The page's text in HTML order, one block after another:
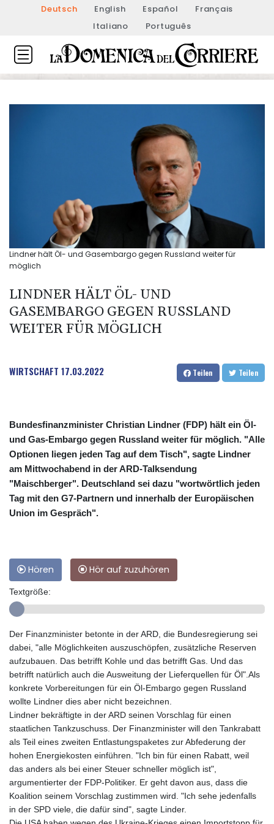
Deutsch English Español
Français
Italiano
Português
Lindner hält Öl- und Gasembargo gegen Russland weiter für
möglich
LINDNER HÄLT ÖL- UND
GASEMBARGO GEGEN RUSSLAND
WEITER FÜR MÖGLICH
WIRTSCHAFT 17.03.2022 Teilen Teilen
Bundesfinanzminister Christian Lindner (FDP) hält ein Öl-
und Gas-Embargo gegen Russland weiter für möglich. "Alle
Optionen liegen jeden Tag auf dem Tisch", sagte Lindner
am Mittwochabend in der ARD-Talksendung
"Maischberger". Deutschland sei dazu "wortwörtlich jeden
Tag mit den G7-Partnern und innerhalb der Europäischen
Union im Gespräch".
Hören Hör auf zuzuhören
Textgröße:
Der Finanzminister betonte in der ARD, die Bundesregierung sei
dabei, "alle Möglichkeiten auszuschöpfen, zusätzliche Reserven
aufzubauen. Das betrifft Kohle und das betrifft Gas. Und das
betrifft natürlich auch die Ausweitung der Lieferquellen für Öl".Als
konkrete Vorbereitungen für ein Öl-Embargo gegen Russland
wollte Lindner dies aber nicht bezeichnen.
Lindner bekräftigte in der ARD seinen Vorschlag für einen
staatlichen Tankzuschuss. Der Finanzminister will den Tankrabatt
als Teil eines zweiten Entlastungspaketes zur Abfederung der
hohen Energiekosten einführen. "Ich bin für einen Rabatt, weil
das anders als bei einer Steuer schneller möglich ist",
argumentierter der FDP-Politiker. Er geht davon aus, dass die
Koalition seinem Vorschlag zustimmen wird. "Ich sehe jedenfalls
in der SPD viele, die dafür sind", sagte Linder.